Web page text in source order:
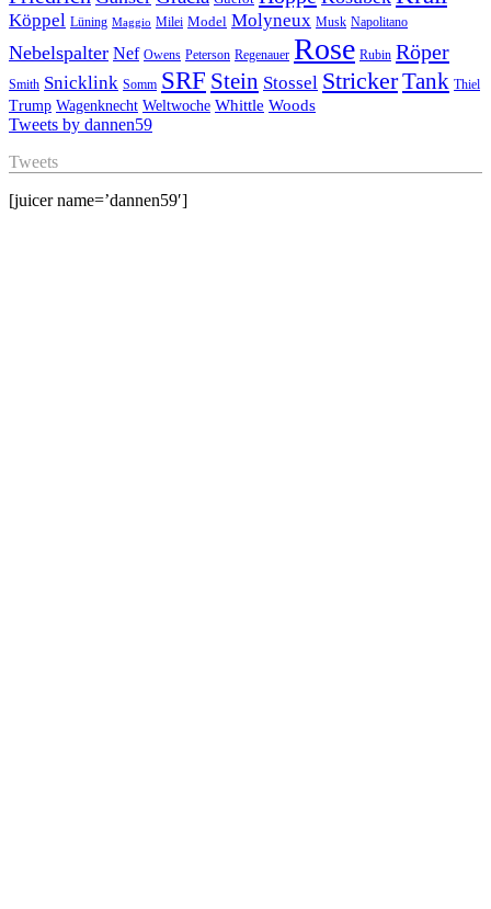
Köppel Lüning Maggio Milei Model Molyneux Musk Napolitano
Nebelspalter Nef Owens Peterson Regenauer Rose Rubin Röper
Smith Snicklink Somm SRF Stein Stossel StrickerTank Thiel
Trump Wagenknecht Weltwoche Whittle Woods
Tweets by dannen59
Tweets
[juicer name=’dannen59′]